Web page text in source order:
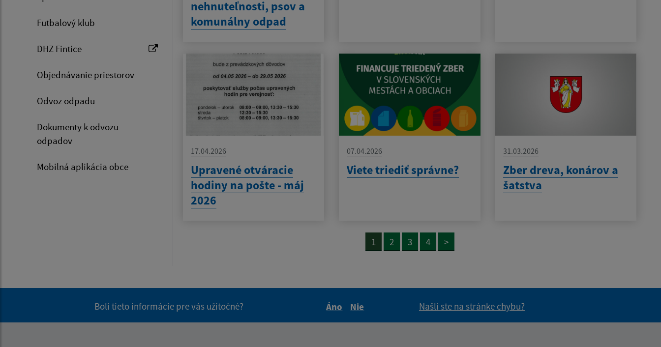
Futbalový klub
DHZ Fintice
Objednávanie priestorov
Odvoz odpadu
Dokumenty k odvozu
odpadov
Mobilná aplikácia obce
nehnuteľnosti, psov a
komunálny odpad
17.04.2026
Upravené otváracie
hodiny na pošte - máj
2026
07.04.2026
Viete triediť správne?
31.03.2026
Zber dreva, konárov a
šatstva
1 2 3 4 >
Boli tieto informácie pre vás užitočné?
Áno
Nie
Našli ste na stránke chybu?